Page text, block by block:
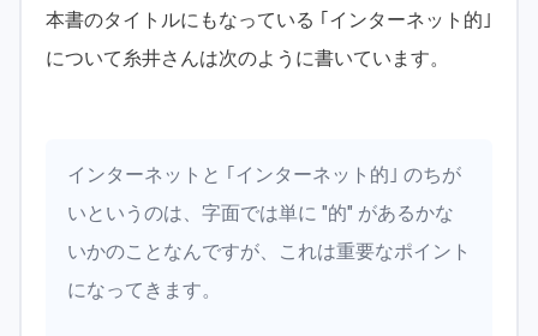
本書のタイトルにもなっている ｢インターネット的｣
について糸井さんは次のように書いています。
インターネットと ｢インターネット的｣ のちが
いというのは、字面では単に "的" があるかな
いかのことなんですが、これは重要なポイント
になってきます。